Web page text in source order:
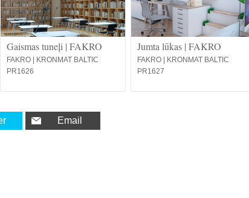
Gaismas tuneļi | FAKRO
FAKRO | KRONMAT BALTIC
PR1626
Jumta lūkas | FAKRO
FAKRO | KRONMAT BALTIC
PR1627
Email